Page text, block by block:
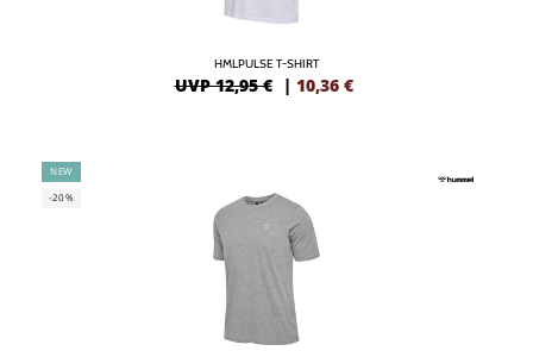
HMLPULSE T-SHIRT
UVP 12,95 € | 10,36 €
NEW
-20%